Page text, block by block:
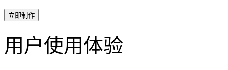
立即制作
用户使用体验